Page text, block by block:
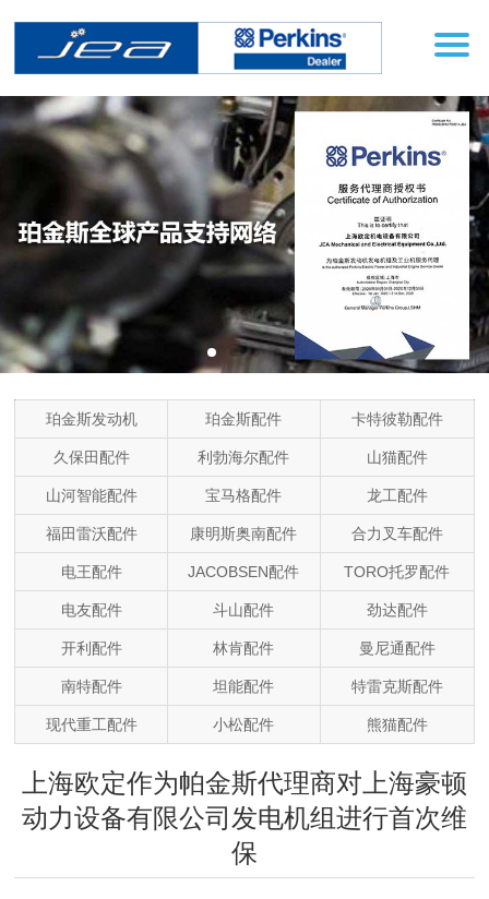
产品分类
珀金斯发动机 珀金斯配件 卡特彼勒配件
久保田配件 利勃海尔配件 山猫配件
山河智能配件 宝马格配件 龙工配件
福田雷沃配件 康明斯奥南配件 合力叉车配件
电王配件 JACOBSEN配件 TORO托罗配件
电友配件 斗山配件 劲达配件
开利配件 林肯配件 曼尼通配件
南特配件 坦能配件 特雷克斯配件
现代重工配件 小松配件 熊猫配件
上海欧定作为帕金斯代理商对上海豪顿
动力设备有限公司发电机组进行首次维
保